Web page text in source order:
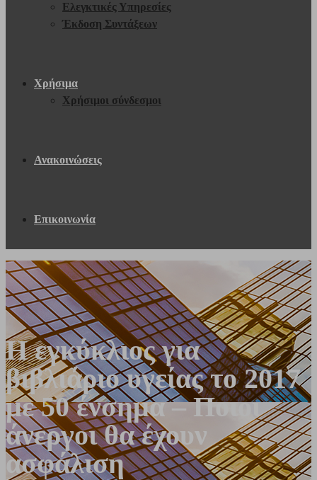
Ελεγκτικές Υπηρεσίες
Έκδοση Συντάξεων
Χρήσιμα
Χρήσιμοι σύνδεσμοι
Ανακοινώσεις
Επικοινωνία
Η εγκύκλιος για
βιβλιάριο υγείας το 2017
με 50 ένσημα – Ποιοι
άνεργοι θα έχουν
ασφάλιση